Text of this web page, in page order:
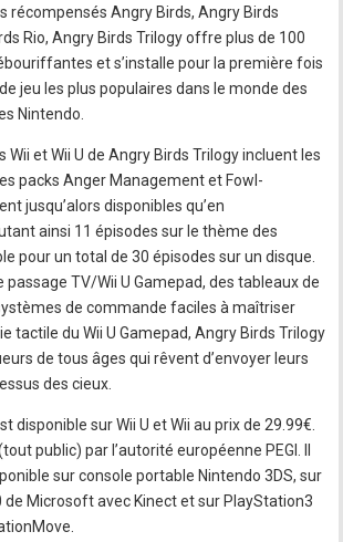
récompensés Angry Birds, Angry Birds
Rio, Angry Birds Trilogy offre plus de 100
et s’installe pour la première fois
jeu les plus populaires dans le monde des
Nintendo.
Wii et Wii U de Angry Birds Trilogy incluent les
packs Anger Management et Fowl-
jusqu’alors disponibles qu’en
ainsi 11 épisodes sur le thème des
pour un total de 30 épisodes sur un disque.
passage TV/Wii U Gamepad, des tableaux de
de commande faciles à maîtriser
tactile du Wii U Gamepad, Angry Birds Trilogy
de tous âges qui rêvent d’envoyer leurs
des cieux.
disponible sur Wii U et Wii au prix de 29.99€.
public) par l’autorité européenne PEGI. Il
sur console portable Nintendo 3DS, sur
de Microsoft avec Kinect et sur PlayStation3